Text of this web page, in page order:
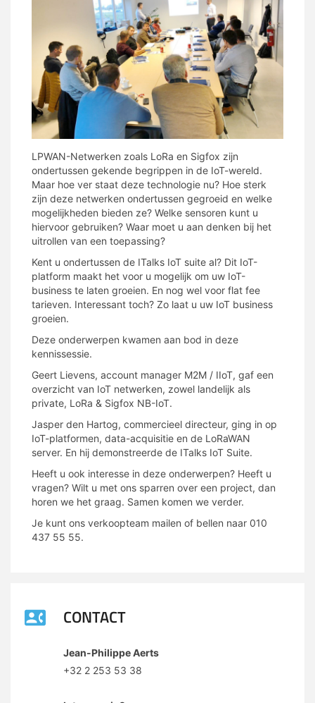
LPWAN-Netwerken zoals LoRa en Sigfox zijn
ondertussen gekende begrippen in de IoT-wereld.
Maar hoe ver staat deze technologie nu? Hoe sterk
zijn deze netwerken ondertussen gegroeid en welke
mogelijkheden bieden ze? Welke sensoren kunt u
hiervoor gebruiken? Waar moet u aan denken bij het
uitrollen van een toepassing?
Kent u ondertussen de ITalks IoT suite al? Dit IoT-
platform maakt het voor u mogelijk om uw IoT-
business te laten groeien. En nog wel voor flat fee
tarieven. Interessant toch? Zo laat u uw IoT business
groeien.
Deze onderwerpen kwamen aan bod in deze
kennissessie.
Geert Lievens, account manager M2M / IIoT, gaf een
overzicht van IoT netwerken, zowel landelijk als
private, LoRa & Sigfox NB-IoT.
Jasper den Hartog, commercieel directeur, ging in op
IoT-platformen, data-acquisitie en de LoRaWAN
server. En hij demonstreerde de ITalks IoT Suite.
Heeft u ook interesse in deze onderwerpen? Heeft u
vragen? Wilt u met ons sparren over een project, dan
horen we het graag. Samen komen we verder.
Je kunt ons verkoopteam mailen of bellen naar 010
437 55 55.
CONTACT
Jean-Philippe Aerts
+32 2 253 53 38